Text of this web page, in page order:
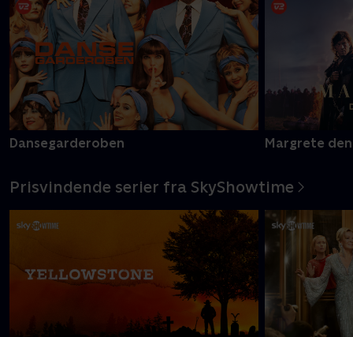
Dansegarderoben Margrete
Prisvindende serier fra SkyShowtime